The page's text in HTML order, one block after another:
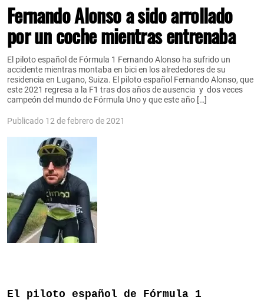
Fernando Alonso a sido arrollado
por un coche mientras entrenaba
El piloto español de Fórmula 1 Fernando Alonso ha sufrido un
accidente mientras montaba en bici en los alrededores de su
residencia en Lugano, Suiza. El piloto español Fernando Alonso, que
este 2021 regresa a la F1 tras dos años de ausencia y dos veces
campeón del mundo de Fórmula Uno y que este año […]
Publicado 12 de febrero de 2021
El piloto español de Fórmula 1